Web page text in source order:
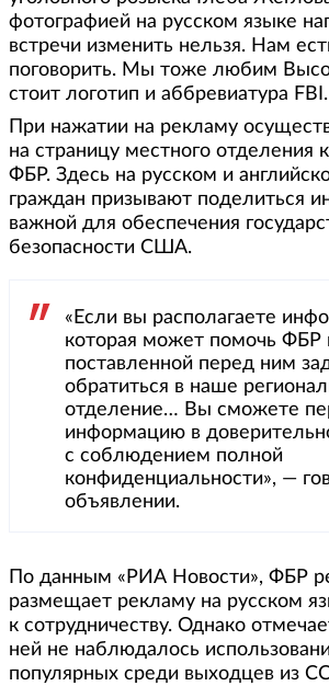
фотографией на русском языке
встречи изменить нельзя. Нам
поговорить. Мы тоже любим
стоит логотип и аббревиатура FBI.
При нажатии на рекламу
на страницу местного отделения
ФБР. Здесь на русском и
граждан призывают поделиться
важной для обеспечения
безопасности США.
«Если вы располагаете
которая может помочь ФБР
поставленной перед ним
обратиться в наше
отделение… Вы сможете
информацию в
с соблюдением полной
конфиденциальности», —
объявлении.
По данным «РИА Новости», ФБР
размещает рекламу на русском
к сотрудничеству. Однако
ней не наблюдалось
популярных среди выходцев из